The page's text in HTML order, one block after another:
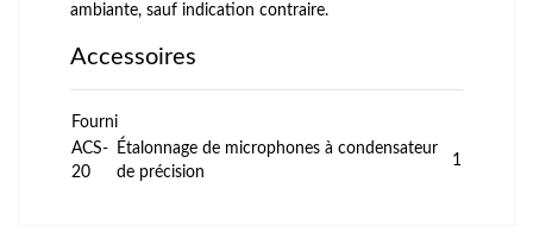
ambiante, sauf indication contraire.
Accessoires
Fourni
ACS-
20
Étalonnage de microphones à condensateur
de précision
1